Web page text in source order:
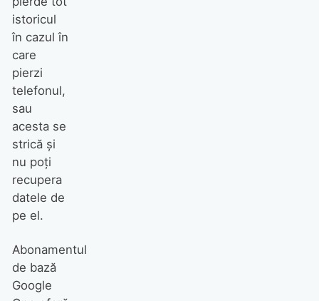
istoricul
în cazul în
care
pierzi
telefonul,
sau
acesta se
strică și
nu poți
recupera
datele de
pe el.
Abonamentul
de bază
Google